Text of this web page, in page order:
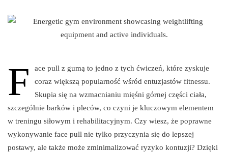
F
ace pull z gumą to jedno z tych ćwiczeń, które zyskuje
coraz większą popularność wśród entuzjastów fitnessu.
Skupia się na wzmacnianiu mięśni górnej części ciała,
szczególnie barków i pleców, co czyni je kluczowym elementem
w treningu siłowym i rehabilitacyjnym. Czy wiesz, że poprawne
wykonywanie face pull nie tylko przyczynia się do lepszej
postawy, ale także może zminimalizować ryzyko kontuzji? Dzięki